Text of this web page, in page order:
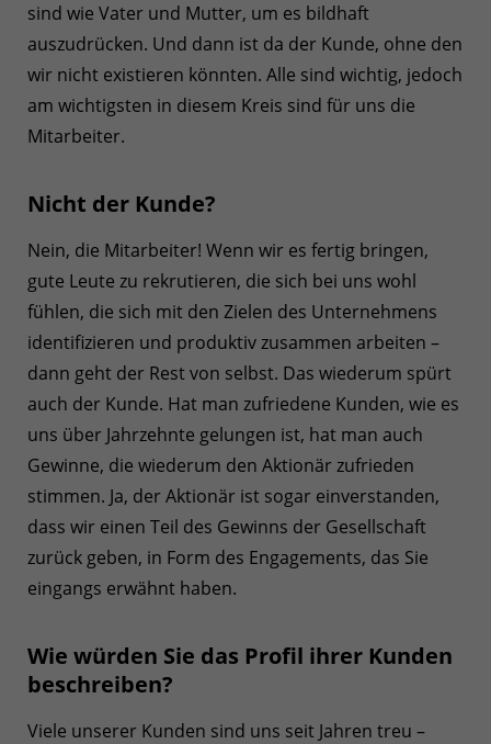
sind wie Vater und Mutter, um es bildhaft
auszudrücken. Und dann ist da der Kunde, ohne den
wir nicht existieren könnten. Alle sind wichtig, jedoch
am wichtigsten in diesem Kreis sind für uns die
Mitarbeiter.
Nicht der Kunde?
Nein, die Mitarbeiter! Wenn wir es fertig bringen,
gute Leute zu rekrutieren, die sich bei uns wohl
fühlen, die sich mit den Zielen des Unternehmens
identifizieren und produktiv zusammen arbeiten –
dann geht der Rest von selbst. Das wiederum spürt
auch der Kunde. Hat man zufriedene Kunden, wie es
uns über Jahrzehnte gelungen ist, hat man auch
Gewinne, die wiederum den Aktionär zufrieden
stimmen. Ja, der Aktionär ist sogar einverstanden,
dass wir einen Teil des Gewinns der Gesellschaft
zurück geben, in Form des Engagements, das Sie
eingangs erwähnt haben.
Wie würden Sie das Profil ihrer Kunden
beschreiben?
Viele unserer Kunden sind uns seit Jahren treu –